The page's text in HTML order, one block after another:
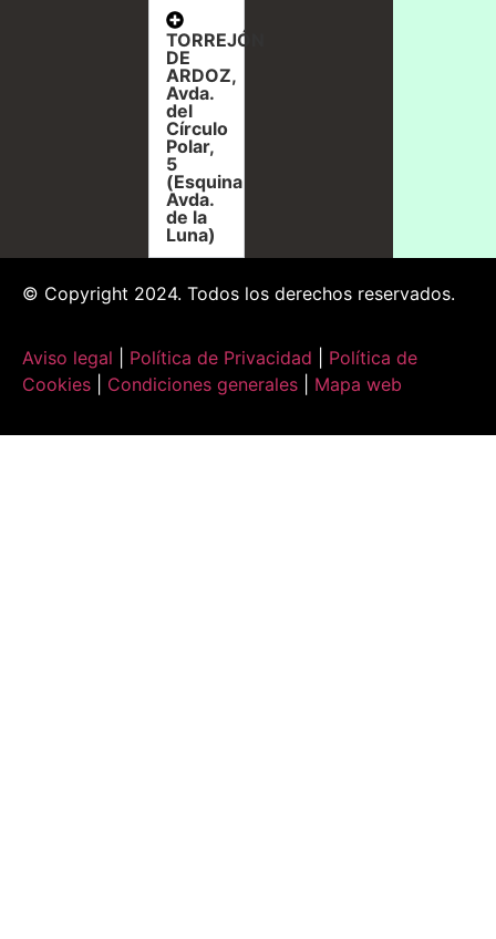
TORREJÓN
DE
ARDOZ,
Avda.
del
Círculo
Polar,
5
(Esquina
Avda.
de la
Luna)
© Copyright 2024. Todos los derechos reservados.
Aviso legal Política de Privacidad
Política de
Cookies
Condiciones generales Mapa web